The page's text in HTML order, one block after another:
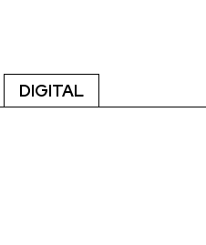
DIGITAL